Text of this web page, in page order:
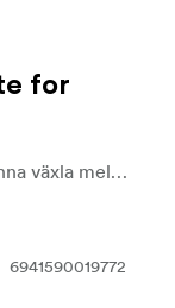
for
Utformad för att snabbt och smidigt kunna växla mellan liggande och stående orientering samtidigt som kamerahusets grepp förbättras.
6941590019772